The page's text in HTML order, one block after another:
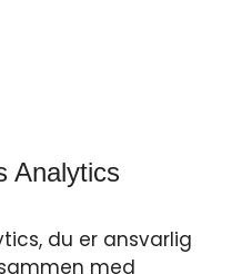
Analytics
du er ansvarlig
med